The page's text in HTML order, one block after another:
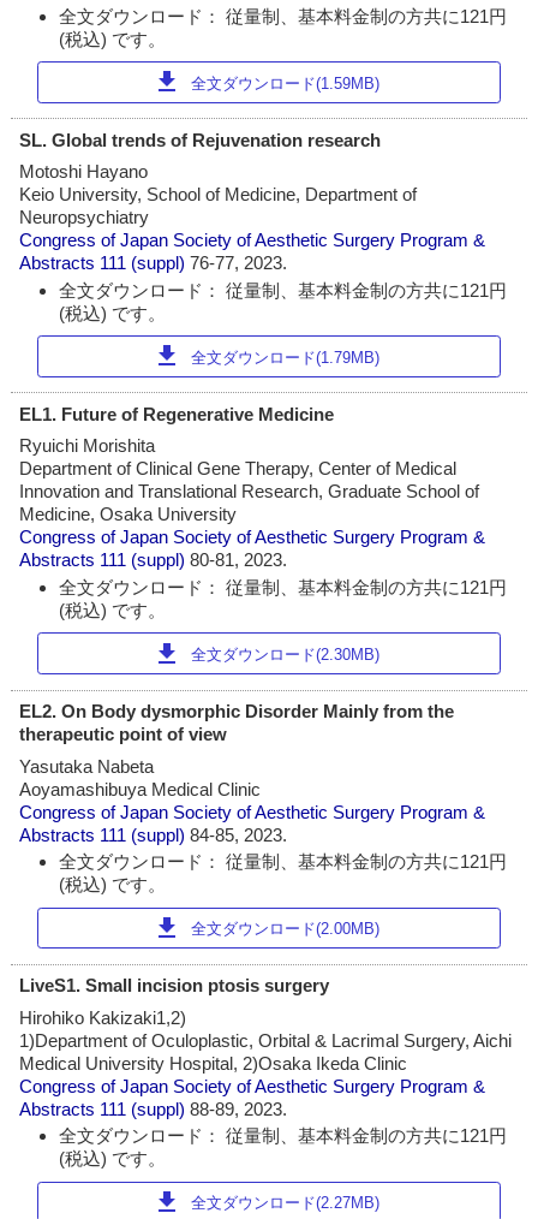
全文ダウンロード： 従量制、基本料金制の方共に121円
(税込) です。
download 全文ダウンロード(1.59MB)
SL. Global trends of Rejuvenation research
Motoshi Hayano
Keio University, School of Medicine, Department of
Neuropsychiatry
Congress of Japan Society of Aesthetic Surgery Program &
Abstracts 111 (suppl)76-77, 2023.
全文ダウンロード： 従量制、基本料金制の方共に121円
(税込) です。
download 全文ダウンロード(1.79MB)
EL1. Future of Regenerative Medicine
Ryuichi Morishita
Department of Clinical Gene Therapy, Center of Medical
Innovation and Translational Research, Graduate School of
Medicine, Osaka University
Congress of Japan Society of Aesthetic Surgery Program &
Abstracts 111 (suppl)80-81, 2023.
全文ダウンロード： 従量制、基本料金制の方共に121円
(税込) です。
download 全文ダウンロード(2.30MB)
EL2. On Body dysmorphic Disorder Mainly from the
therapeutic point of view
Yasutaka Nabeta
Aoyamashibuya Medical Clinic
Congress of Japan Society of Aesthetic Surgery Program &
Abstracts 111 (suppl)84-85, 2023.
全文ダウンロード： 従量制、基本料金制の方共に121円
(税込) です。
download 全文ダウンロード(2.00MB)
LiveS1. Small incision ptosis surgery
Hirohiko Kakizaki1,2)
1)Department of Oculoplastic, Orbital & Lacrimal Surgery, Aichi
Medical University Hospital, 2)Osaka Ikeda Clinic
Congress of Japan Society of Aesthetic Surgery Program &
Abstracts 111 (suppl)88-89, 2023.
全文ダウンロード： 従量制、基本料金制の方共に121円
(税込) です。
download 全文ダウンロード(2.27MB)